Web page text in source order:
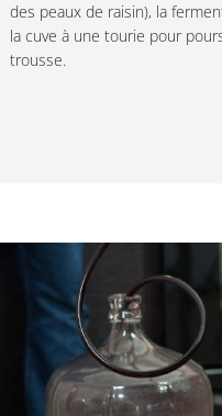
des peaux de raisin), la
la cuve à une tourie pour
trousse.